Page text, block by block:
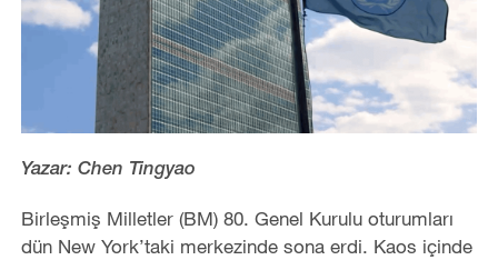
Yazar: Chen Tingyao
Birleşmiş Milletler (BM) 80. Genel Kurulu oturumları
dün New York’taki merkezinde sona erdi. Kaos içinde